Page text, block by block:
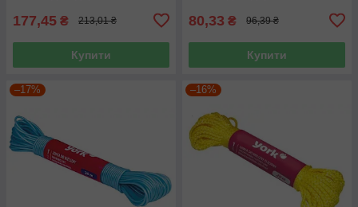
177,45 ₴ 213,01 ₴
Купити
80,33 ₴ 96,39 ₴
Купити
–17% –16%